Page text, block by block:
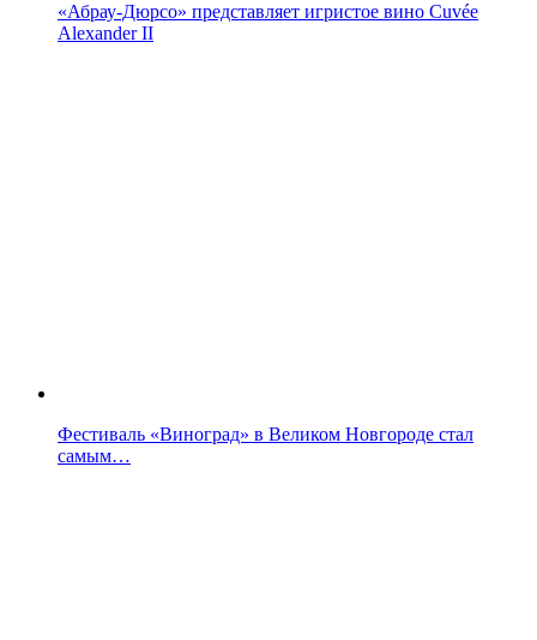
«Абрау-Дюрсо» представляет игристое вино Cuvée
Alexander II
Фестиваль «Виноград» в Великом Новгороде стал
самым…